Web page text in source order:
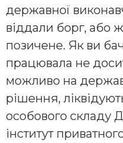
державної
віддали борг, або
позичене. Як ви
працювала не
можливо на
рішення,
особового складу
інститут